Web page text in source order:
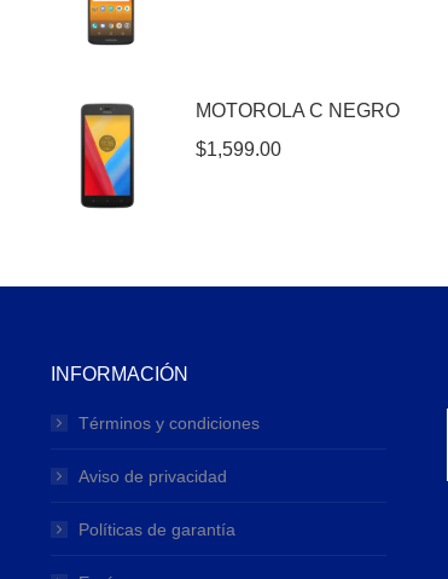
MOTOROLA C NEGRO
$1,599.00
INFORMACIÓN
Términos y condiciones
Aviso de privacidad
Políticas de garantía